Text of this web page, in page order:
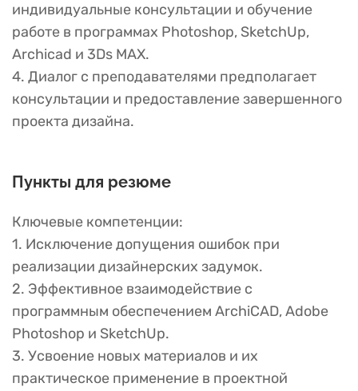
индивидуальные консультации и обучение
работе в программах Photoshop, SketchUp,
Archicad и 3Ds MAX.
4. Диалог с преподавателями предполагает
консультации и предоставление завершенного
проекта дизайна.
Пункты для резюме
Ключевые компетенции:
1. Исключение допущения ошибок при
реализации дизайнерских задумок.
2. Эффективное взаимодействие с
программным обеспечением ArchiCAD, Adobe
Photoshop и SketchUp.
3. Усвоение новых материалов и их
практическое применение в проектной